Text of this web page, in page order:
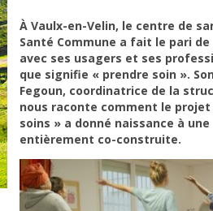
À Vaulx-en-Velin, le centre de
Santé Commune a fait le pari
avec ses usagers et ses
que signifie « prendre soin ».
Fegoun, coordinatrice de la
nous raconte comment le projet
soins » a donné naissance à
entièrement co-construite.